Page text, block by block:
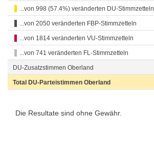
...von 998 (57.4%) veränderten DU-Stimmzetteln
...von 2050 veränderten FBP-Stimmzetteln
...von 1814 veränderten VU-Stimmzetteln
...von 741 veränderten FL-Stimmzetteln
DU-Zusatzstimmen Oberland
Total DU-Parteistimmen Oberland
Die Resultate sind ohne Gewähr.